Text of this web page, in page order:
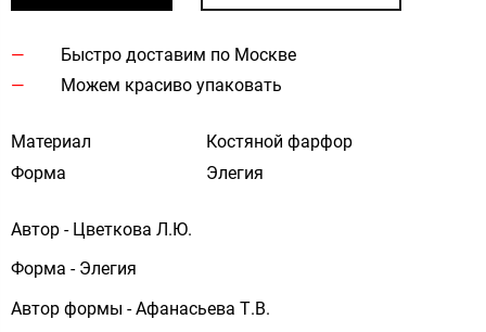
Быстро доставим по Москве
Можем красиво упаковать
Материал
Костяной фарфор
Форма
Элегия
Автор - Цветкова Л.Ю.
Форма - Элегия
Автор формы - Афанасьева Т.В.